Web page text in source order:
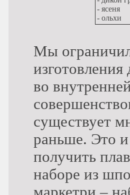
- ясеня
- ольхи
Мы
во
существует
раньше. Это и
получить
наборе из